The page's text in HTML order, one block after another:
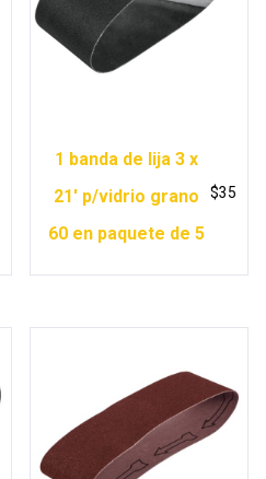
1 banda de lija 3 x
21′ p/vidrio grano
60 en paquete de 5
$35